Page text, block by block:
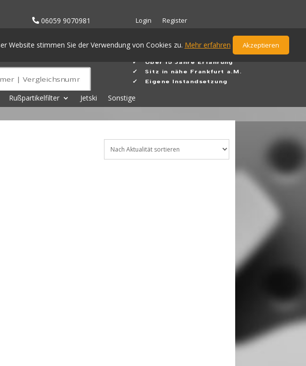
Website stimmen Sie der Verwendung von Cookies zu. Mehr erfahren Akzeptieren
06059 9070981 Login Register
✓ Über 15 Jahre Erfahrung
✓Sitz in nähe Frankfurt a.M.
✓ Eigene Instandsetzung
Rußpartikelfilter Jetski Sonstige